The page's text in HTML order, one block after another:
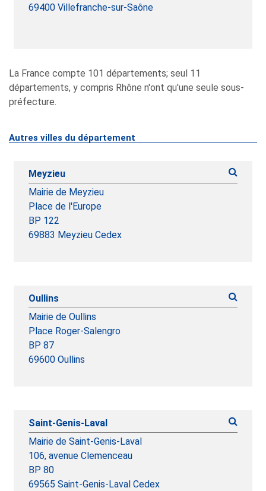
69400 Villefranche-sur-Saône
La France compte 101 départements; seul 11
départements, y compris Rhône n'ont qu'une seule sous-
préfecture.
Autres villes du département
Meyzieu
Mairie de Meyzieu
Place de l'Europe
BP 122
69883 Meyzieu Cedex
Oullins
Mairie de Oullins
Place Roger-Salengro
BP 87
69600 Oullins
Saint-Genis-Laval
Mairie de Saint-Genis-Laval
106, avenue Clemenceau
BP 80
69565 Saint-Genis-Laval Cedex